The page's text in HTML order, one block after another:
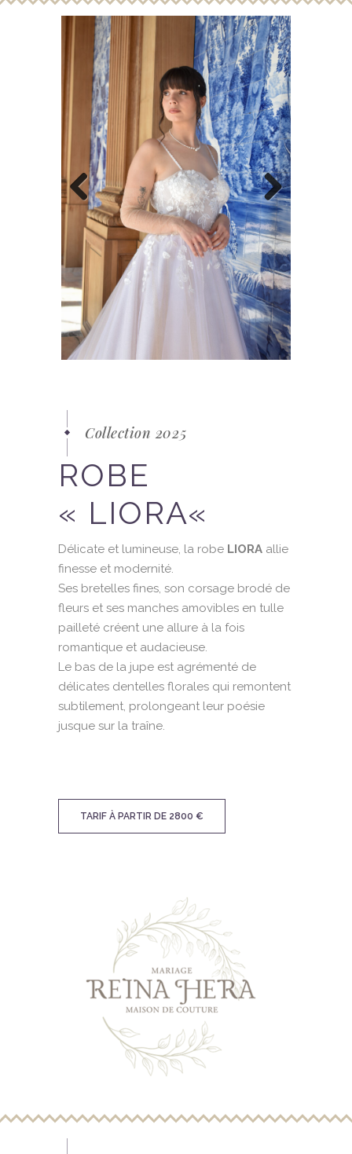
Previous Next
Collection 2025
ROBE
« LIORA«
Délicate et lumineuse, la robe LIORA allie
finesse et modernité.
Ses bretelles fines, son corsage brodé de
fleurs et ses manches amovibles en tulle
pailleté créent une allure à la fois
romantique et audacieuse.
Le bas de la jupe est agrémenté de
délicates dentelles florales qui remontent
subtilement, prolongeant leur poésie
jusque sur la traîne.
TARIF À PARTIR DE 2800 €